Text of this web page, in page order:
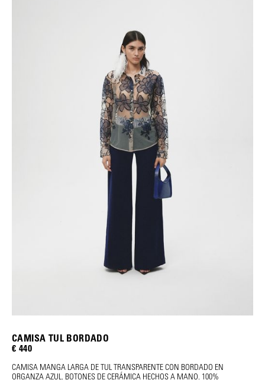
CAMISA TUL BORDADO
€ 440
CAMISA MANGA LARGA DE TUL TRANSPARENTE CON BORDADO EN
ORGANZA AZUL. BOTONES DE CERÁMICA HECHOS A MANO. 100%